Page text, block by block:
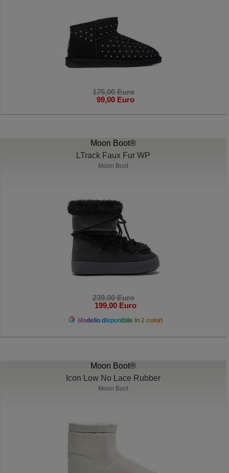
175,00 Euro
99,00 Euro
Moon Boot®
LTrack Faux Fur WP
Moon Boot
239,00 Euro
199,00 Euro
Modello disponibile in 2 colori
Moon Boot®
Icon Low No Lace Rubber
Moon Boot